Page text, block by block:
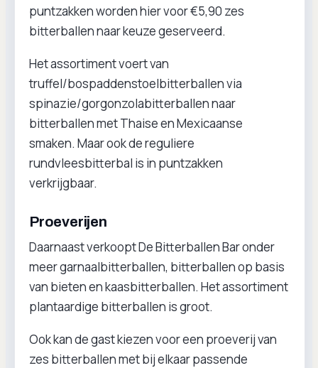
puntzakken worden hier voor €5,90 zes
bitterballen naar keuze geserveerd.
Het assortiment voert van
truffel/bospaddenstoelbitterballen via
spinazie/gorgonzolabitterballen naar
bitterballen met Thaise en Mexicaanse
smaken. Maar ook de reguliere
rundvleesbitterbal is in puntzakken
verkrijgbaar.
Proeverijen
Daarnaast verkoopt De Bitterballen Bar onder
meer garnaalbitterballen, bitterballen op basis
van bieten en kaasbitterballen. Het assortiment
plantaardige bitterballen is groot.
Ook kan de gast kiezen voor een proeverij van
zes bitterballen met bij elkaar passende